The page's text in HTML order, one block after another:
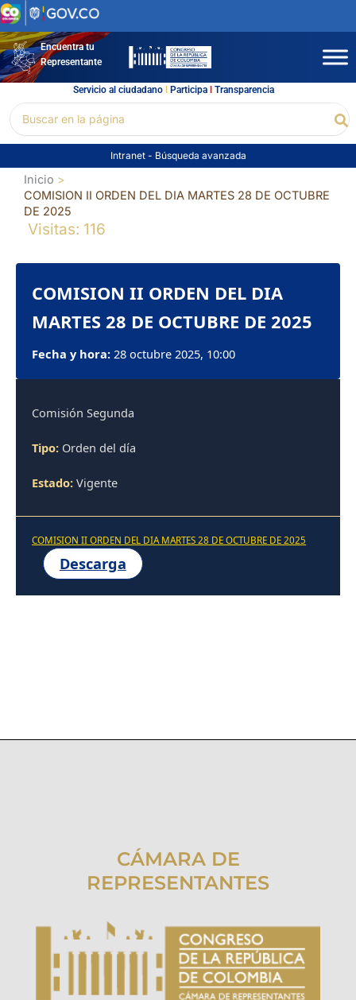
Ir
al
contenidoEncuentra tu
Representante
Servicio al ciudadano l Participal Transparencia
por:
Intranet - Búsqueda avanzada
Inicio
COMISION II ORDEN DEL DIA MARTES 28 DE OCTUBRE
DE 2025
Visitas: 116
COMISION II ORDEN DEL DIA
MARTES 28 DE OCTUBRE DE 2025
Fecha y hora: 28 octubre 2025, 10:00
Comisión Segunda
Tipo: Orden del día
Estado: Vigente
COMISION II ORDEN DEL DIA MARTES 28 DE OCTUBRE DE 2025
Descarga
CÁMARA DE
REPRESENTANTES